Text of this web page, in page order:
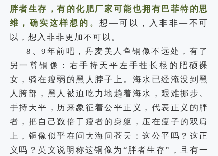
胖者生存，有的化肥厂家可能也拥有巴菲特的思
维，确实这样想的。想—可以，入非非—不可
以，想入非非更加不可以。
8、9年前吧，丹麦美人鱼铜像不远处，有了
另一尊铜像：右手持天平左手拄长棍的肥硕裸
女，骑在瘦弱的黑人脖子上。海水已经淹没到黑
人胯部，黑人被迫吃力地趟着海水，艰难挪步。
手持天平，历来象征着公平正义，代表正义的胖
者，把自己数倍于瘦者的身躯，压在瘦子的双肩
上，铜像似乎在问大海问苍天：这公平吗？这正
义吗？英文说明称这铜像为“胖者生存”，且有一